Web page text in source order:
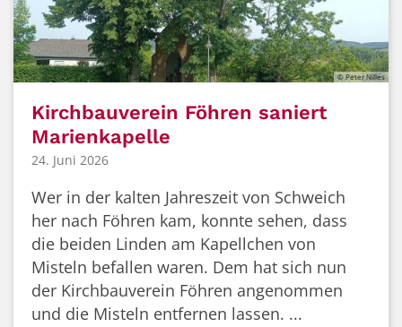
© Peter Nilles
Kirchbauverein Föhren saniert
Marienkapelle
24. Juni 2026
Wer in der kalten Jahreszeit von Schweich
her nach Föhren kam, konnte sehen, dass
die beiden Linden am Kapellchen von
Misteln befallen waren. Dem hat sich nun
der Kirchbauverein Föhren angenommen
und die Misteln entfernen lassen. ...